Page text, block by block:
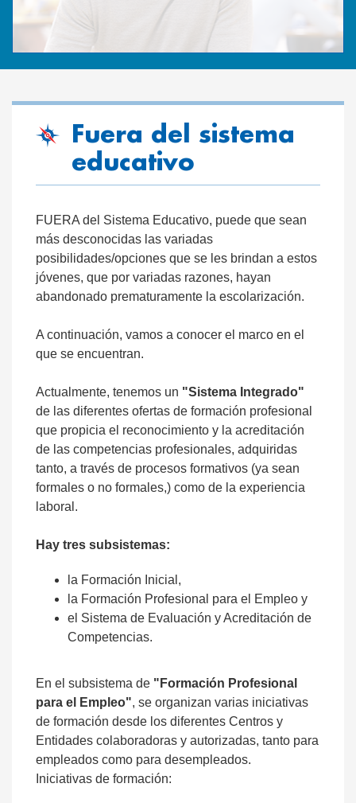
Fuera del sistema
educativo
FUERA del Sistema Educativo, puede que sean
más desconocidas las variadas
posibilidades/opciones que se les brindan a estos
jóvenes, que por variadas razones, hayan
abandonado prematuramente la escolarización.
A continuación, vamos a conocer el marco en el
que se encuentran.
Actualmente, tenemos un "Sistema Integrado"
de las diferentes ofertas de formación profesional
que propicia el reconocimiento y la acreditación
de las competencias profesionales, adquiridas
tanto, a través de procesos formativos (ya sean
formales o no formales,) como de la experiencia
laboral.
Hay tres subsistemas:
la Formación Inicial,
la Formación Profesional para el Empleo y
el Sistema de Evaluación y Acreditación de
Competencias.
En el subsistema de "Formación Profesional
para el Empleo", se organizan varias iniciativas
de formación desde los diferentes Centros y
Entidades colaboradoras y autorizadas, tanto para
empleados como para desempleados.
Iniciativas de formación: